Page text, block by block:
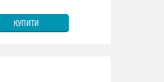
КУПИТИ